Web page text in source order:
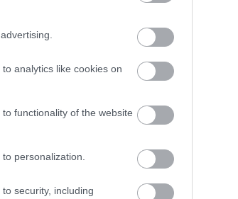
analytics like cookies on
functionality of the website
personalization.
security, including